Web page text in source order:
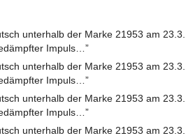
unterhalb der Marke 21953 am 23.3.
Impuls…”
unterhalb der Marke 21953 am 23.3.
Impuls…”
unterhalb der Marke 21953 am 23.3.
Impuls…”
unterhalb der Marke 21953 am 23.3.